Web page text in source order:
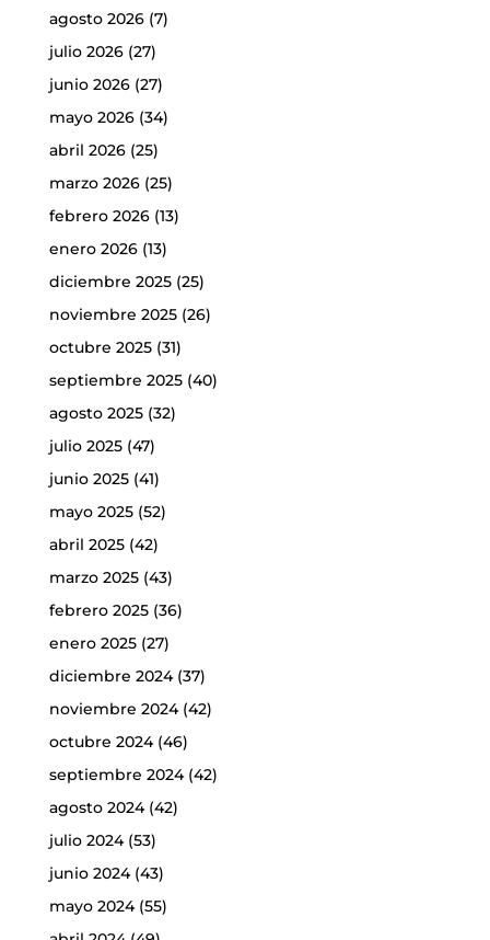
agosto 2026(7)
julio 2026(27)
junio 2026(27)
mayo 2026(34)
abril 2026(25)
marzo 2026(25)
febrero 2026(13)
enero 2026(13)
diciembre 2025(25)
noviembre 2025(26)
octubre 2025(31)
septiembre 2025(40)
agosto 2025(32)
julio 2025(47)
junio 2025(41)
mayo 2025(52)
abril 2025(42)
marzo 2025(43)
febrero 2025(36)
enero 2025(27)
diciembre 2024(37)
noviembre 2024(42)
octubre 2024(46)
septiembre 2024(42)
agosto 2024(42)
julio 2024(53)
junio 2024(43)
mayo 2024(55)